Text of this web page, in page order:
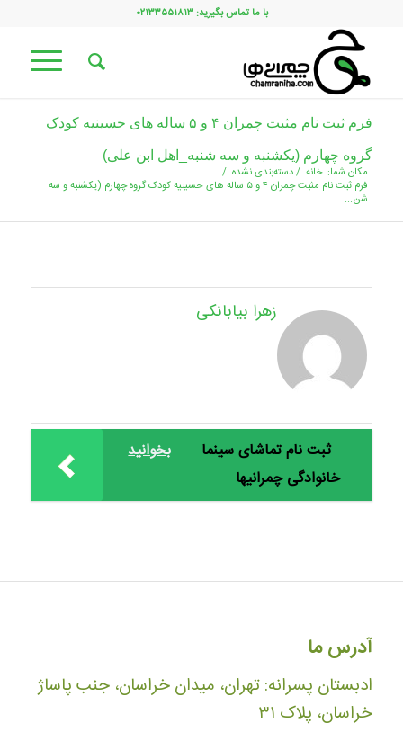
با ما تماس بگیرید: ۰۲۱۳۳۵۵۱۸۱۳
فرم ثبت نام مثبت چمران ۴ و ۵ ساله های حسینیه کودک
گروه چهارم (یکشنبه و سه شنبه_اهل ابن علی)
مکان شما: خانه /دسته‌بندی نشده /
فرم ثبت نام مثبت چمران ۴ و ۵ ساله های حسینیه کودک گروه چهارم (یکشنبه و سه
شن...
زهرا بیابانکی
بخوانید
ثبت نام تماشای سینما
خانوادگی چمرانیها
آدرس ما
ادبستان پسرانه: تهران، میدان خراسان، جنب پاساژ
خراسان، پلاک ۳۱